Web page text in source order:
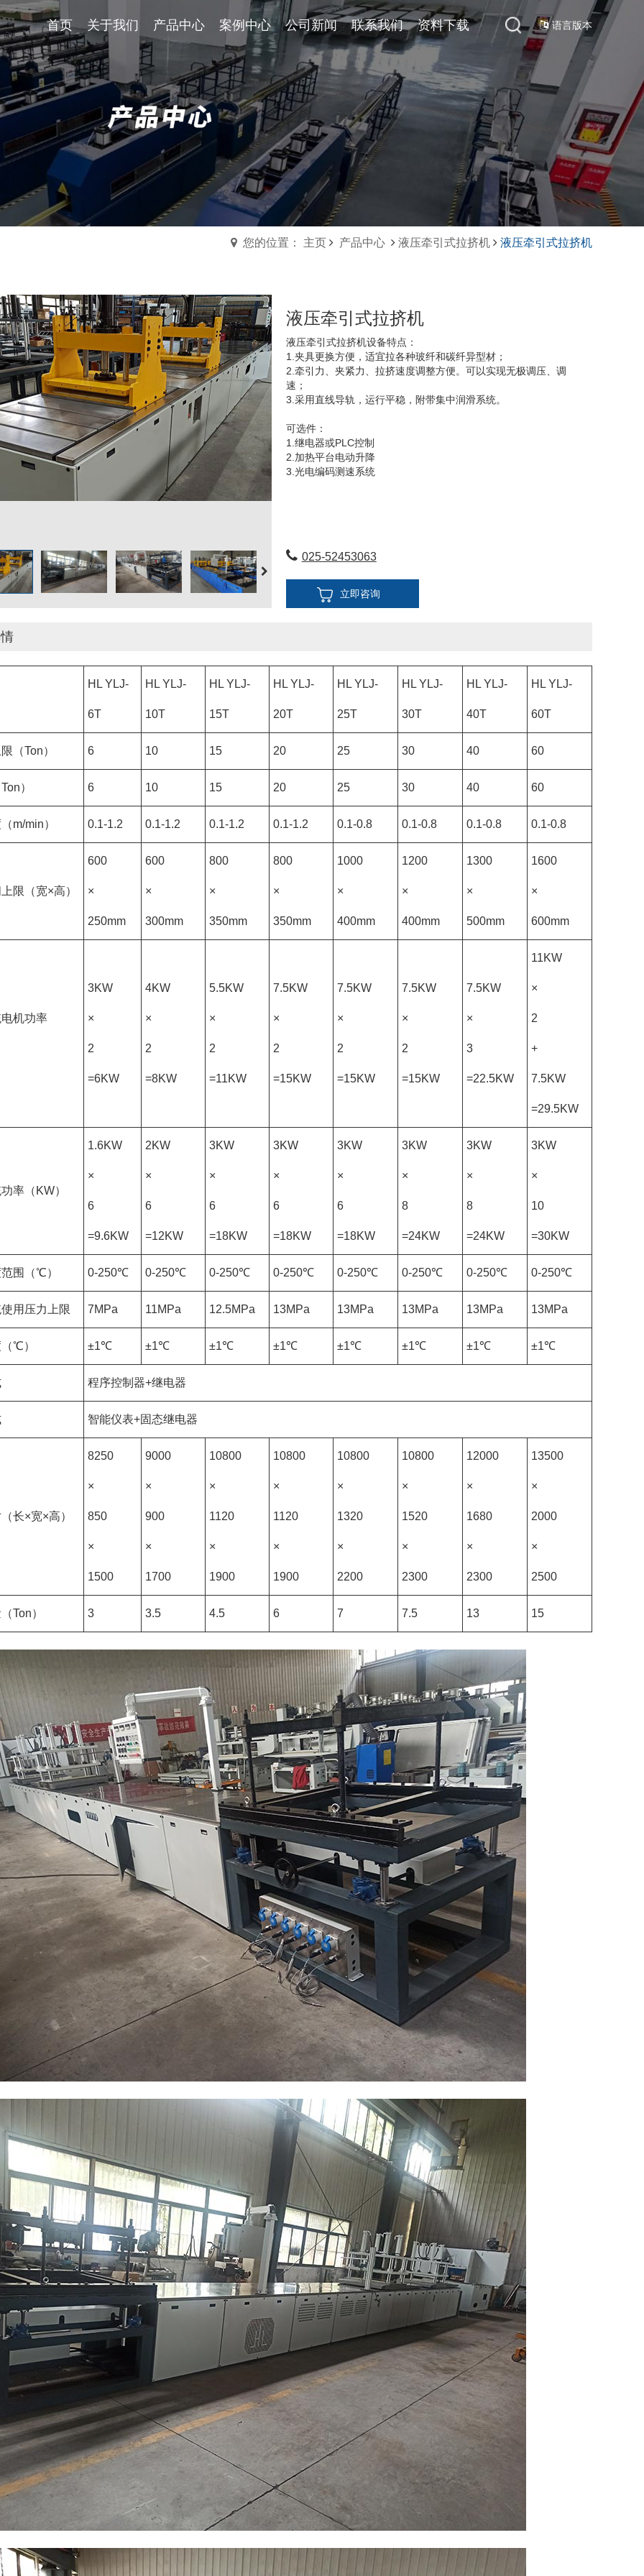
首页 关于我们 产品中心 案例中心 公司新闻 联系我们 资料下载 语言版本
首页 关于我们 产品中心 案例中心 公司新闻 联系我们 资料下载
您的位置： 主页 产品中心 液压牵引式拉挤机 液压牵引式拉挤机
液压牵引式拉挤机
液压牵引式拉挤机设备特点：
1.夹具更换方便，适宜拉各种玻纤和碳纤异型材；
2.牵引力、夹紧力、拉挤速度调整方便。可以实现无极调压、调
速；
3.采用直线导轨，运行平稳，附带集中润滑系统。
可选件：
1.继电器或PLC控制
2.加热平台电动升降
3.光电编码测速系统
025-52453063
立即咨询
HL YLJ-
6T
HL YLJ-
10T
HL YLJ-
15T
HL YLJ-
20T
HL YLJ-
25T
HL YLJ-
30T
HL YLJ-
40T
HL YLJ-
60T
（Ton） 6 10 15 20 25 30 40 60
） 6 10 15 20 25 30 40 60
m/min） 0.1-1.2 0.1-1.2 0.1-1.2 0.1-1.2 0.1-0.8 0.1-0.8 0.1-0.8 0.1-0.8
限（宽×高）
600
×
250mm
600
×
300mm
800
×
350mm
800
×
350mm
1000
×
400mm
1200
×
400mm
1300
×
500mm
1600
×
600mm
机功率
3KW
×
2
=6KW
4KW
×
2
=8KW
5.5KW
×
2
=11KW
7.5KW
×
2
=15KW
7.5KW
×
2
=15KW
7.5KW
×
2
=15KW
7.5KW
×
3
=22.5KW
11KW
×
2
+
7.5KW
=29.5KW
率（KW）
1.6KW
×
6
=9.6KW
2KW
×
6
=12KW
3KW
×
6
=18KW
3KW
×
6
=18KW
3KW
×
6
=18KW
3KW
×
8
=24KW
3KW
×
8
=24KW
3KW
×
10
=30KW
围（℃） 0-250℃ 0-250℃ 0-250℃ 0-250℃ 0-250℃ 0-250℃ 0-250℃ 0-250℃
用压力上限 7MPa 11MPa 12.5MPa 13MPa 13MPa 13MPa 13MPa 13MPa
℃） ±1℃ ±1℃ ±1℃ ±1℃ ±1℃ ±1℃ ±1℃ ±1℃
程序控制器+继电器
智能仪表+固态继电器
长×宽×高）
8250
×
850
×
1500
9000
×
900
×
1700
10800
×
1120
×
1900
10800
×
1120
×
1900
10800
×
1320
×
2200
10800
×
1520
×
2300
12000
×
1680
×
2300
13500
×
2000
×
2500
Ton） 3 3.5 4.5 6 7 7.5 13 15